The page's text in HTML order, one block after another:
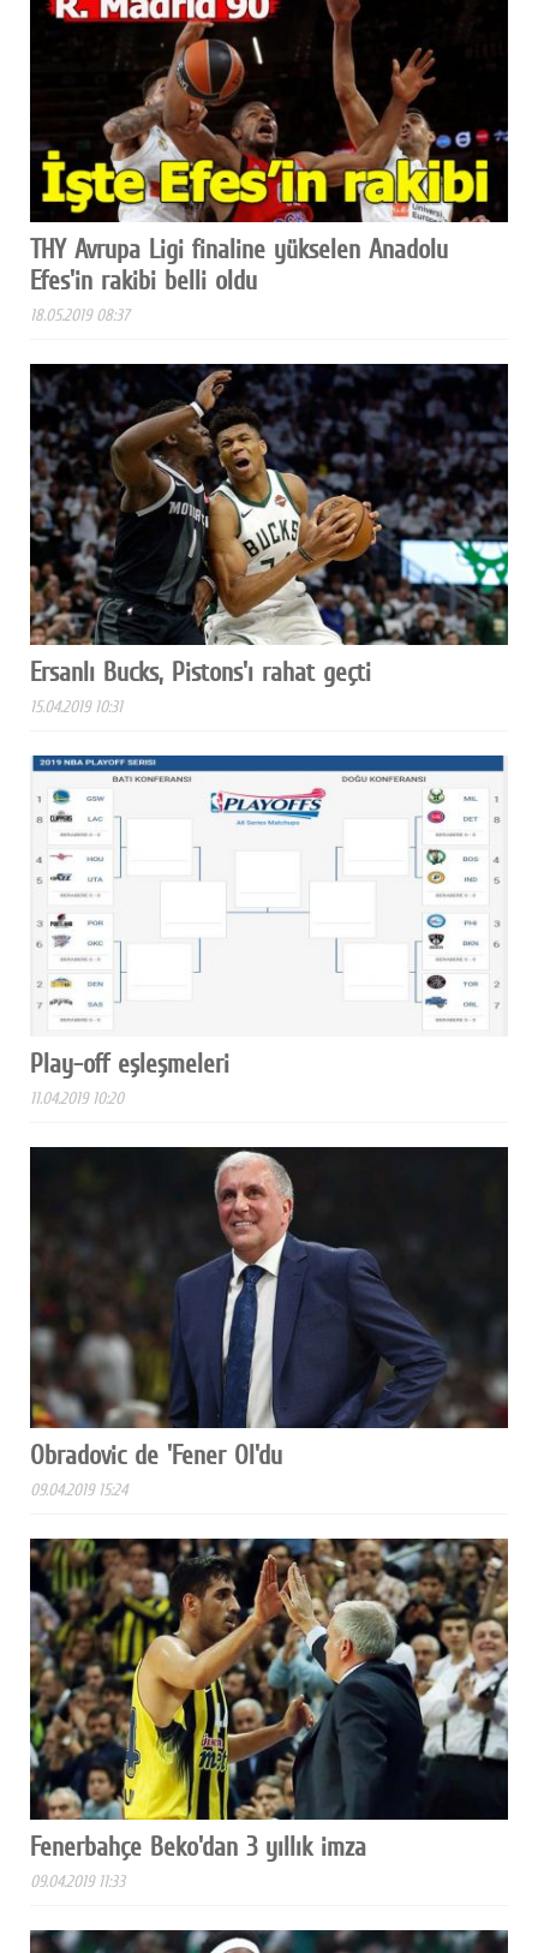
THY Avrupa Ligi finaline yükselen Anadolu
Efes'in rakibi belli oldu
18.05.2019 08:37
Ersanlı Bucks, Pistons'ı rahat geçti
15.04.2019 10:31
Play-off eşleşmeleri
11.04.2019 10:20
Obradovic de 'Fener Ol'du
09.04.2019 15:24
Fenerbahçe Beko'dan 3 yıllık imza
09.04.2019 11:33